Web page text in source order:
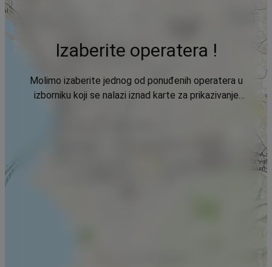
Izaberite operatera !
Molimo izaberite jednog od ponuđenih operatera u
izborniku koji se nalazi iznad karte za prikazivanje